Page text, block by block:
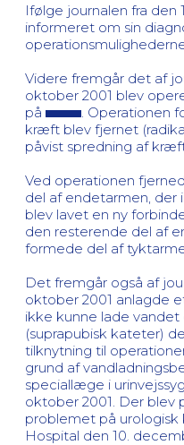
Ifølge journalen fra den
informeret om sin
Videre fremgår det af
oktober 2001 blev
på
. Operationen
kræft blev fjernet
påvist spredning af
Ved operationen
del af endetarmen, der
blev lavet en ny
den resterende del af
formede del af
Det fremgår også af
oktober 2001 anlagde
ikke kunne lade
(suprapubisk kateter)
tilknytning til
grund af
speciallæge i
oktober 2001. Der blev
problemet på urologisk
Hospital den 10.